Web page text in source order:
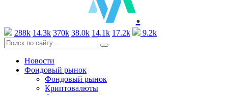
.
288k 14.3k 370k 38.0k 14.1k 17.2k 9.2k
Новости
Фондовый рынок
Фондовый рынок
Криптовалюты